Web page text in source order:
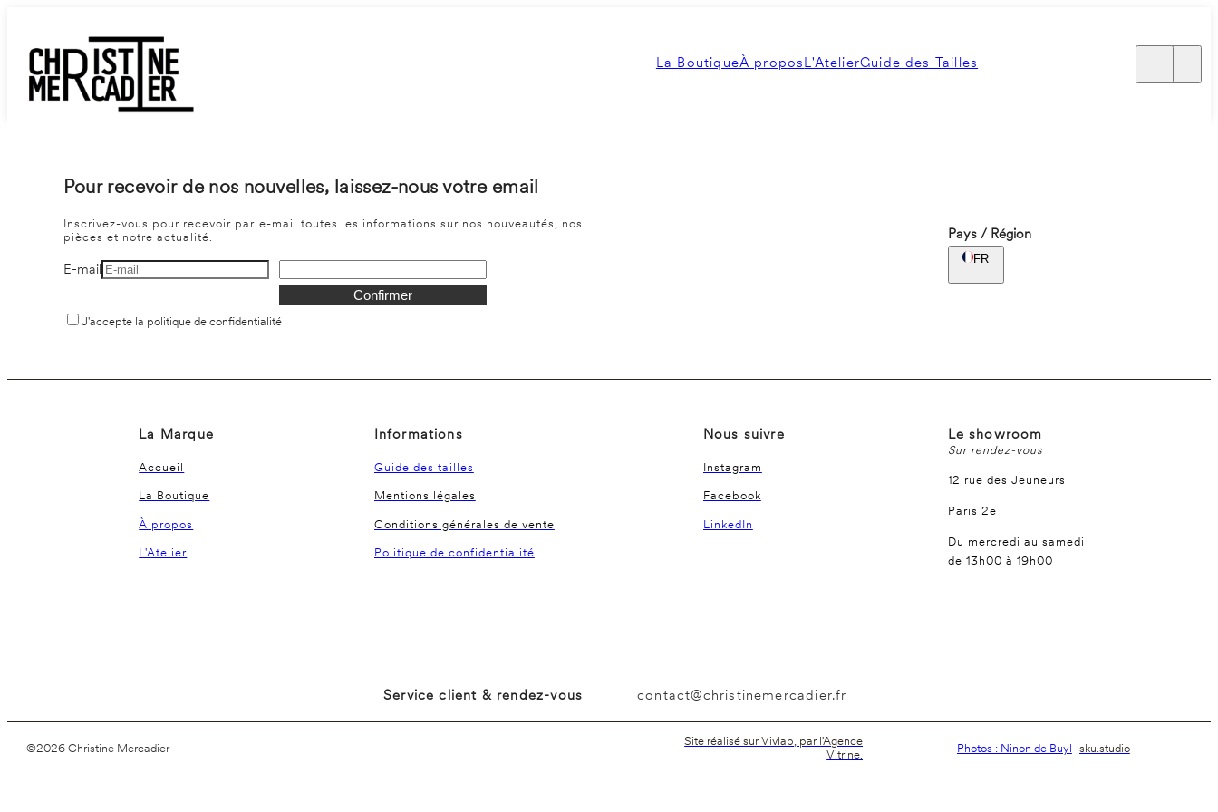
La BoutiqueÀ propos L'AtelierGuide des Tailles
Pour recevoir de nos nouvelles, laissez-nous votre email
Inscrivez-vous pour recevoir par e-mail toutes les informations sur nos nouveautés, nos
pièces et notre actualité.
Pays / Région
FR
E-mail
J'accepte la politique de confidentialité
Confirmer
La Marque Informations Nous suivre Le showroom
Sur rendez-vous
12 rue des Jeuneurs
Paris 2e
Du mercredi au samedi
de 13h00 à 19h00
Accueil Guide des tailles Instagram
La Boutique Mentions légales Facebook
À propos Conditions générales de vente LinkedIn
L'Atelier Politique de confidentialité
Service client & rendez-vous contact@christinemercadier.fr
©2026 Christine Mercadier
Site réalisé sur Vivlab, par l'Agence
Vitrine.
sku.studio
Photos : Ninon de Buyl